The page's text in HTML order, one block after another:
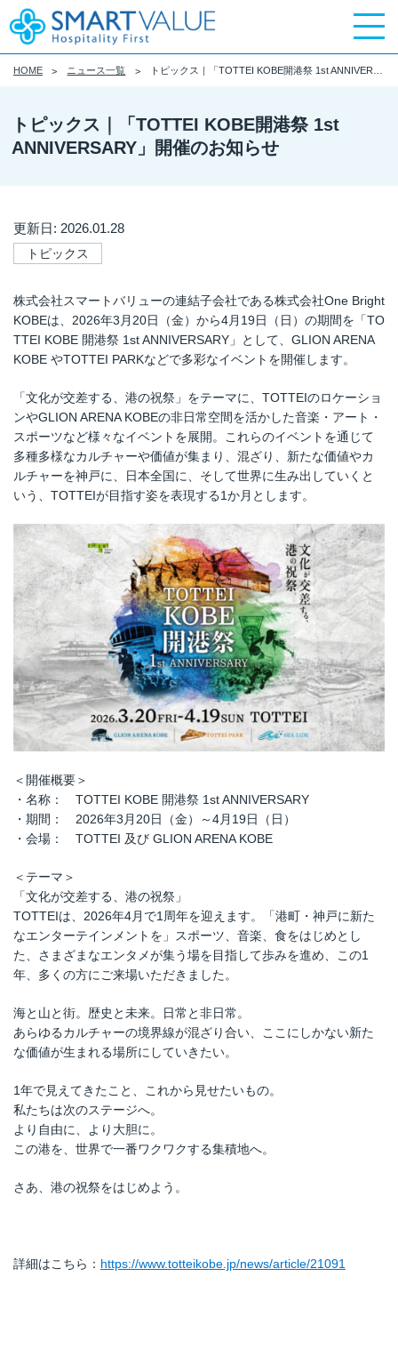
HOME ニュース一覧
トピックス｜「TOTTEI KOBE開港祭 1st
ANNIVERSARY」開催のお知らせ
更新日: 2026.01.28
トピックス
株式会社スマートバリューの連結子会社である株式会社One Bright
KOBEは、2026年3月20日（金）から4月19日（日）の期間を「TO
TTEI KOBE 開港祭 1st ANNIVERSARY」として、GLION ARENA
KOBE やTOTTEI PARKなどで多彩なイベントを開催します。
「文化が交差する、港の祝祭」をテーマに、TOTTEIのロケーショ
ンやGLION ARENA KOBEの非日常空間を活かした音楽・アート・
スポーツなど様々なイベントを展開。これらのイベントを通じて
多種多様なカルチャーや価値が集まり、混ざり、新たな価値やカ
ルチャーを神戸に、日本全国に、そして世界に生み出していくと
いう、TOTTEIが目指す姿を表現する1か月とします。
＜開催概要＞
・名称： TOTTEI KOBE 開港祭 1st ANNIVERSARY
・期間： 2026年3月20日（金）～4月19日（日）
・会場： TOTTEI 及び GLION ARENA KOBE
＜テーマ＞
「文化が交差する、港の祝祭」
TOTTEIは、2026年4月で1周年を迎えます。「港町・神戸に新た
なエンターテインメントを」スポーツ、音楽、食をはじめとし
た、さまざまなエンタメが集う場を目指して歩みを進め、この1
年、多くの方にご来場いただきました。
海と山と街。歴史と未来。日常と非日常。
あらゆるカルチャーの境界線が混ざり合い、ここにしかない新た
な価値が生まれる場所にしていきたい。
1年で見えてきたこと、これから見せたいもの。
私たちは次のステージへ。
より自由に、より大胆に。
この港を、世界で一番ワクワクする集積地へ。
さあ、港の祝祭をはじめよう。
詳細はこちら： https://www.totteikobe.jp/news/article/21091